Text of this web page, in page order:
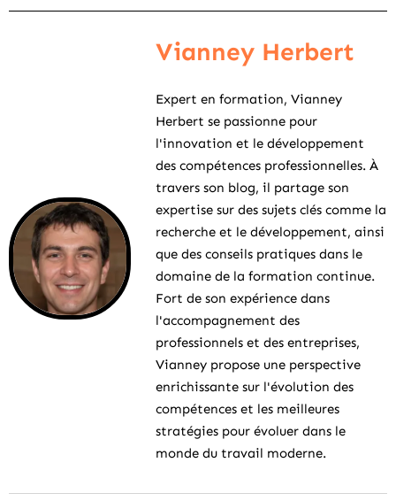
Vianney Herbert
Expert en formation, Vianney
Herbert se passionne pour
l'innovation et le développement
des compétences professionnelles. À
travers son blog, il partage son
expertise sur des sujets clés comme la
recherche et le développement, ainsi
que des conseils pratiques dans le
domaine de la formation continue.
Fort de son expérience dans
l'accompagnement des
professionnels et des entreprises,
Vianney propose une perspective
enrichissante sur l'évolution des
compétences et les meilleures
stratégies pour évoluer dans le
monde du travail moderne.